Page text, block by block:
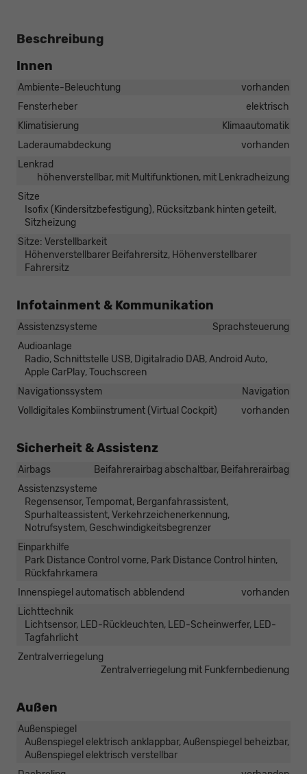
Beschreibung
Innen
Ambiente-Beleuchtung
vorhanden
Fensterheber
elektrisch
Klimatisierung
Klimaautomatik
Laderaumabdeckung
vorhanden
Lenkrad
höhenverstellbar, mit Multifunktionen, mit Lenkradheizung
Sitze
Isofix (Kindersitzbefestigung), Rücksitzbank hinten geteilt,
Sitzheizung
Sitze: Verstellbarkeit
Höhenverstellbarer Beifahrersitz, Höhenverstellbarer
Fahrersitz
Infotainment & Kommunikation
Assistenzsysteme
Sprachsteuerung
Audioanlage
Radio, Schnittstelle USB, Digitalradio DAB, Android Auto,
Apple CarPlay, Touchscreen
Navigationssystem
Navigation
Volldigitales Kombiinstrument (Virtual Cockpit)
vorhanden
Sicherheit & Assistenz
Airbags
Beifahrerairbag abschaltbar, Beifahrerairbag
Assistenzsysteme
Regensensor, Tempomat, Berganfahrassistent,
Spurhalteassistent, Verkehrzeichenerkennung,
Notrufsystem, Geschwindigkeitsbegrenzer
Einparkhilfe
Park Distance Control vorne, Park Distance Control hinten,
Rückfahrkamera
Innenspiegel automatisch abblendend
vorhanden
Lichttechnik
Lichtsensor, LED-Rückleuchten, LED-Scheinwerfer, LED-
Tagfahrlicht
Zentralverriegelung
Zentralverriegelung mit Funkfernbedienung
Außen
Außenspiegel
Außenspiegel elektrisch anklappbar, Außenspiegel beheizbar,
Außenspiegel elektrisch verstellbar